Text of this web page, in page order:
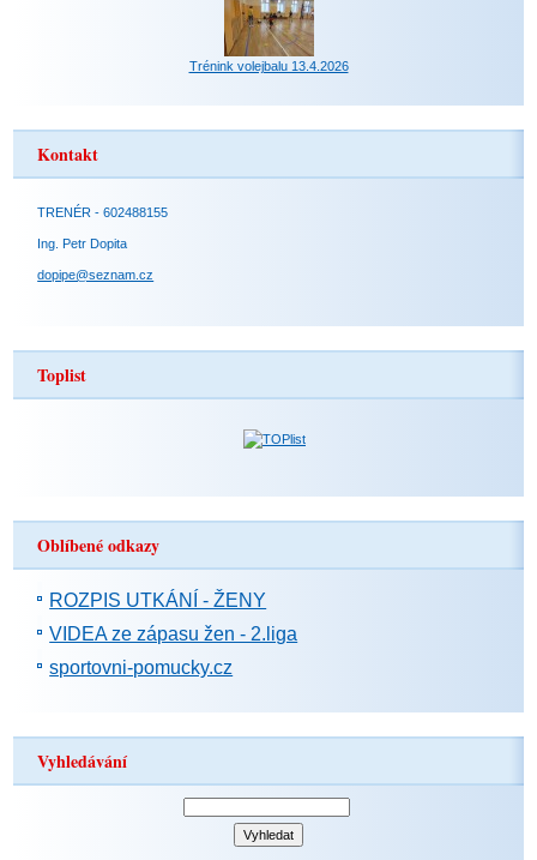
Trénink volejbalu 13.4.2026
Kontakt
TRENÉR - 602488155
Ing. Petr Dopita
dopipe@seznam.cz
Toplist
Oblíbené odkazy
ROZPIS UTKÁNÍ - ŽENY
VIDEA ze zápasu žen - 2.liga
sportovni-pomucky.cz
Vyhledávání